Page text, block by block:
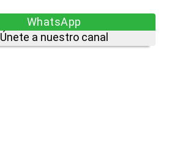
WhatsApp
Únete a nuestro canal